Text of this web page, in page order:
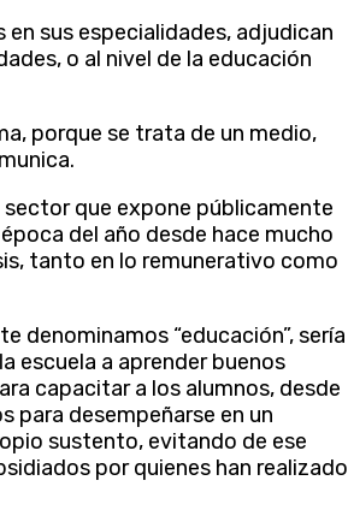
sus especialidades, adjudican
o al nivel de la educación
porque se trata de un medio,
que expone públicamente
del año desde hace mucho
tanto en lo remunerativo como
denominamos “educación”, sería
escuela a aprender buenos
capacitar a los alumnos, desde
para desempeñarse en un
sustento, evitando de ese
por quienes han realizado